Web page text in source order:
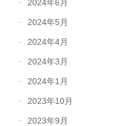
2024年6月
2024年5月
2024年4月
2024年3月
2024年1月
2023年10月
2023年9月